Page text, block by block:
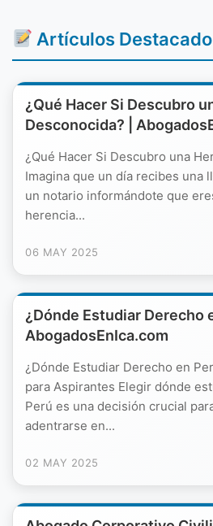
Artículos
¿Qué Hacer Si Descubro
Desconocida? |
¿Qué Hacer Si Descubro una
Imagina que un día recibes una
un notario informándote que
herencia...
06 MAY 2025
¿Dónde Estudiar Derecho
AbogadosEnIca.com
¿Dónde Estudiar Derecho en
para Aspirantes Elegir dónde
Perú es una decisión crucial
adentrarse en...
02 MAY 2025